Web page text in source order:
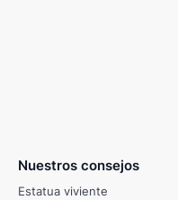
Nuestros consejos
Estatua viviente